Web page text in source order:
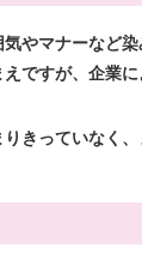
やマナーなど染
ですが、企業
きっていなく